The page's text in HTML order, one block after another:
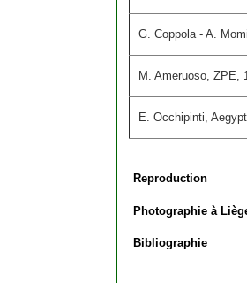
G. Coppola - A.
M. Ameruoso, ZPE,
E. Occhipinti,
Reproduction
Photographie à
Bibliographie